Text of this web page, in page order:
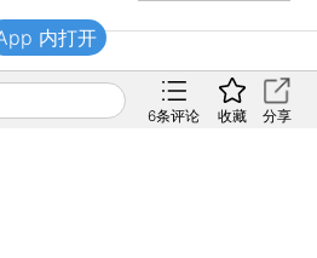
6条评论 收藏 分享
内打开